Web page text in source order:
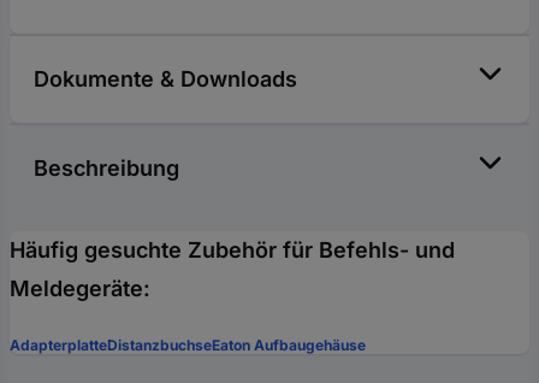
Dokumente & Downloads
Beschreibung
Häufig gesuchte Zubehör für Befehls- und
Meldegeräte:
AdapterplatteDistanzbuchseEaton Aufbaugehäuse